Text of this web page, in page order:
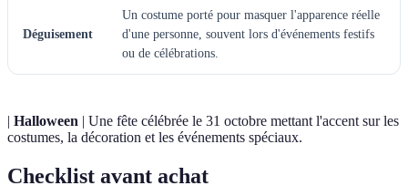
Déguisement
Un costume porté pour masquer l'apparence réelle
d'une personne, souvent lors d'événements festifs
ou de célébrations.
| Halloween | Une fête célébrée le 31 octobre mettant l'accent sur les
costumes, la décoration et les événements spéciaux.
Checklist avant achat